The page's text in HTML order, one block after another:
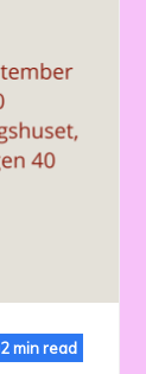
2 min read